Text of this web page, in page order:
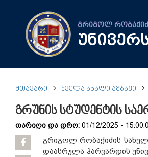
გრიგოლ
ᲛᲗᲐᲕᲐᲠᲘ ᲧᲕᲔᲚᲐ ᲐᲮᲐᲚᲘ ᲐᲛᲑᲐᲕᲘ
გრუნის სტუდენტის
თარიღი და დრო: 01/12/2025 -
გრიგოლ რობაქიძის
დაასრულა ჰარვარდის